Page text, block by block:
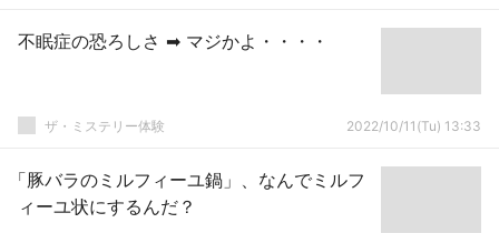
不眠症の恐ろしさ ➡ マジかよ・・・・
ザ・ミステリー体験 2022/10/11(Tu) 13:33
「豚バラのミルフィーユ鍋」、なんでミルフ
ィーユ状にするんだ？